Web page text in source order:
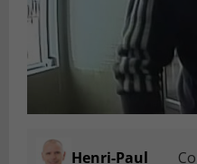
Henri-Paul